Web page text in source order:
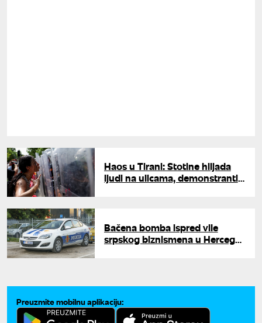
Haos u Tirani: Stotine hiljada
ljudi na ulicama, demonstranti
Bačena bomba ispred vile
srpskog biznismena u Herceg
Preuzmite mobilnu aplikaciju: